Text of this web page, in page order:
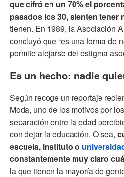
que cifró en un 70% el
pasados los 30, sienten tener
tienen. En 1989, la Asociación
concluyó que “es una forma de
permite alejarse del estigma
Es un hecho: nadie
Según recoge un reportaje
Moda, uno de los motivos por
separación entre la edad
con dejar la educación. O sea,
escuela, instituto o
constantemente muy claro
la que tienen la mayoría de